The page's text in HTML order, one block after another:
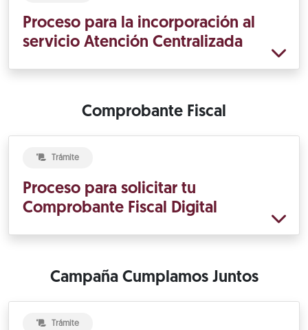
Proceso para la incorporación al
servicio Atención Centralizada
Comprobante Fiscal
Trámite
Proceso para solicitar tu
Comprobante Fiscal Digital
Campaña Cumplamos Juntos
Trámite